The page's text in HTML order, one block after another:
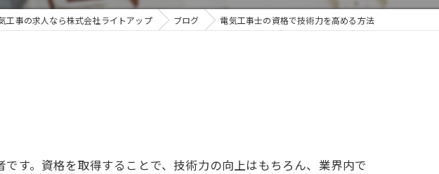
工事の求人なら株式会社ライトアップ ブログ 電気工事士の資格で技術力を高める方法
す。資格を取得することで、技術力の向上はもちろん、業界内で